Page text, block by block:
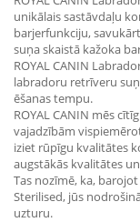
unikālais sastāvdaļu
barjerfunkciju,
suņa skaistā kažoka
ROYAL CANIN
labradoru retrīveru
ēšanas tempu.
ROYAL CANIN mēs
vajadzībām
iziet rūpīgu kvalitātes
augstākās kvalitātes
Tas nozīmē, ka,
Sterilised, jūs
uzturu.